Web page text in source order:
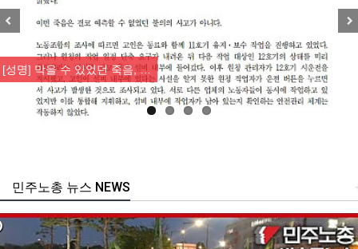
[성명] 막을 수 있었던 죽음, …
주노총 뉴스 NEWS